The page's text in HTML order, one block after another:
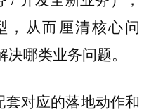
，从而厘清核心问
哪类业务问题。
对应的落地动作和